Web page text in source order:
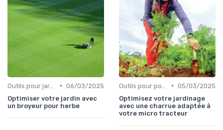
• 06/03/2025
Optimiser votre jardin avec
un broyeur pour herbe
• 05/03/2025
Optimisez votre jardinage
avec une charrue adaptée à
votre micro tracteur